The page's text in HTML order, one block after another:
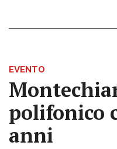
EVENTO
polifonico
anni